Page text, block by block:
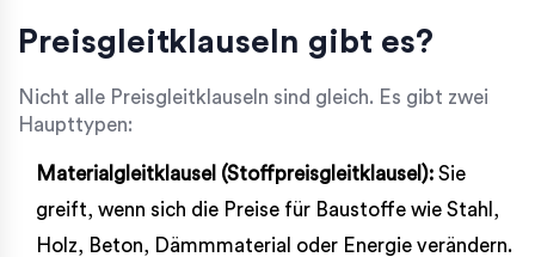
Preisgleitklauseln gibt es?
Nicht alle Preisgleitklauseln sind gleich. Es gibt zwei
Haupttypen:
Materialgleitklausel (Stoffpreisgleitklausel): Sie
greift, wenn sich die Preise für Baustoffe wie Stahl,
Holz, Beton, Dämmmaterial oder Energie verändern.